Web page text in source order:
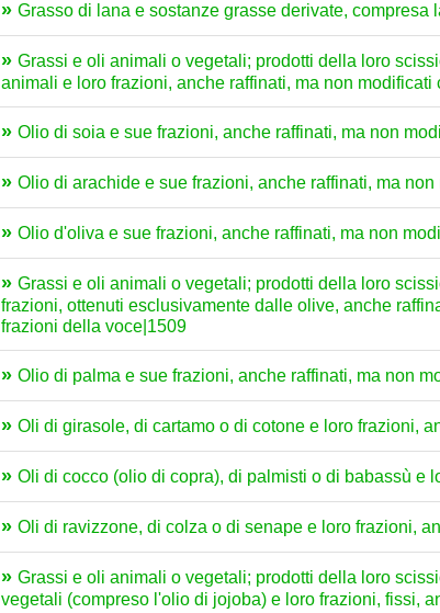
Grasso di lana e sostanze grasse derivate, compresa
Grassi e oli animali o vegetali; prodotti della loro
animali e loro frazioni, anche raffinati, ma non modificati
Olio di soia e sue frazioni, anche raffinati, ma non
Olio di arachide e sue frazioni, anche raffinati, ma
Olio d'oliva e sue frazioni, anche raffinati, ma non
Grassi e oli animali o vegetali; prodotti della loro
frazioni, ottenuti esclusivamente dalle olive, anche
frazioni della voce|1509
Olio di palma e sue frazioni, anche raffinati, ma non
Oli di girasole, di cartamo o di cotone e loro frazioni,
Oli di cocco (olio di copra), di palmisti o di babassù e
Oli di ravizzone, di colza o di senape e loro frazioni,
Grassi e oli animali o vegetali; prodotti della loro
vegetali (compreso l'olio di jojoba) e loro frazioni, fissi,